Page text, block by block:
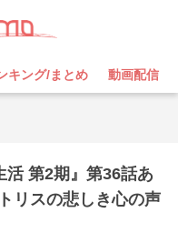
キング/まとめ 動画配信
活 第2期』第36話あ
リスの悲しき心の声